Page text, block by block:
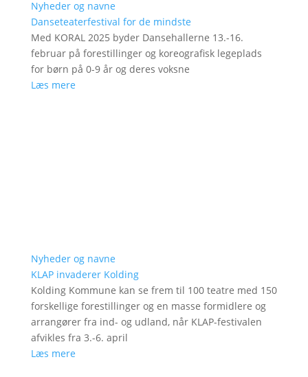
Nyheder og navne
Danseteaterfestival for de mindste
Med KORAL 2025 byder Dansehallerne 13.-16.
februar på forestillinger og koreografisk legeplads
for børn på 0-9 år og deres voksne
Læs mere
Nyheder og navne
KLAP invaderer Kolding
Kolding Kommune kan se frem til 100 teatre med 150
forskellige forestillinger og en masse formidlere og
arrangører fra ind- og udland, når KLAP-festivalen
afvikles fra 3.-6. april
Læs mere